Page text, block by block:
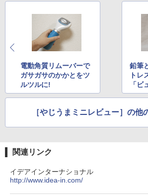
電動角質リムーバーで
ガサガサのかかとをツ
ルツルに!
鉛筆
トレ
「ビ
［やじうまミニレビュー］の他
関連リンク
イデアインターナショナル
http://www.idea-in.com/